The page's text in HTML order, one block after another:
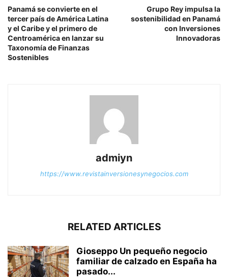
Panamá se convierte en el
tercer país de América Latina
y el Caribe y el primero de
Centroamérica en lanzar su
Taxonomía de Finanzas
Sostenibles
Grupo Rey impulsa la
sostenibilidad en Panamá
con Inversiones
Innovadoras
admiyn
https://www.revistainversionesynegocios.com
RELATED ARTICLES
Gioseppo Un pequeño negocio
familiar de calzado en España ha
pasado...